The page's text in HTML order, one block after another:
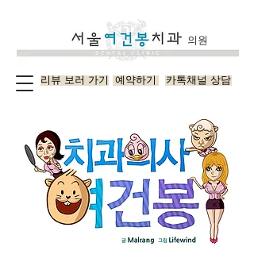
의원
예약하기
리뷰 보러 가기 카톡채널 상담